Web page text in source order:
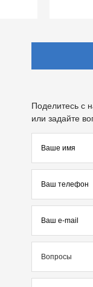
Поделитесь с
или задайте
Вопросы